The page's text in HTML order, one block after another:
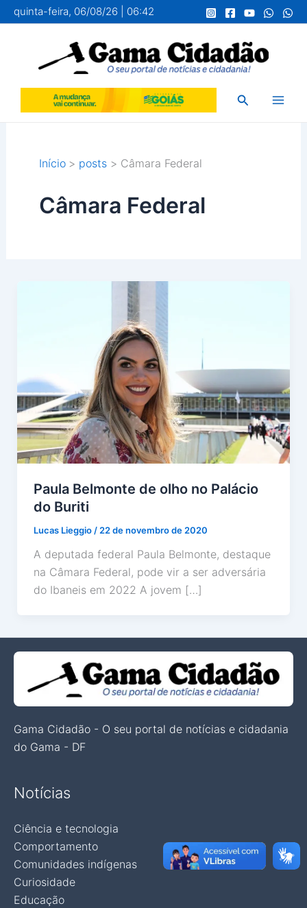
para
conteúdo
quinta-feira, 06/08/26 | 06:42
Pesquisar
Início posts Câmara Federal
Câmara Federal
Paula Belmonte de olho no Palácio
do Buriti
Lucas Lieggio / 22 de novembro de 2020
A deputada federal Paula Belmonte, destaque
na Câmara Federal, pode vir a ser adversária
do Ibaneis em 2022 A jovem […]
Gama Cidadão - O seu portal de notícias e cidadania
do Gama - DF
Notícias
Ciência e tecnologia
Comportamento
Comunidades indígenas
Curiosidade
Educação